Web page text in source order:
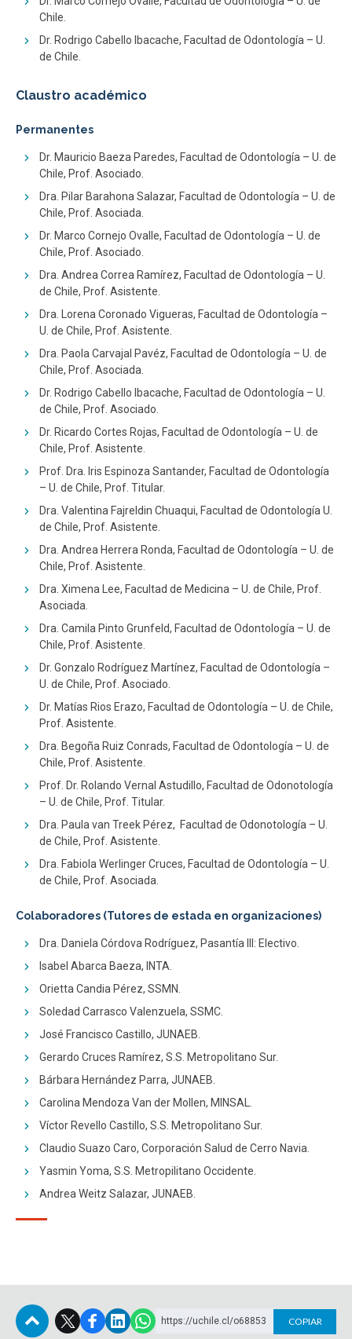
Chile.
Dr. Rodrigo Cabello Ibacache, Facultad de Odontología – U.
de Chile.
Claustro académico
Permanentes
Dr. Mauricio Baeza Paredes, Facultad de Odontología – U. de
Chile, Prof. Asociado.
Dra. Pilar Barahona Salazar, Facultad de Odontología – U. de
Chile, Prof. Asociada.
Dr. Marco Cornejo Ovalle, Facultad de Odontología – U. de
Chile, Prof. Asociado.
Dra. Andrea Correa Ramírez, Facultad de Odontología – U.
de Chile, Prof. Asistente.
Dra. Lorena Coronado Vigueras, Facultad de Odontología –
U. de Chile, Prof. Asistente.
Dra. Paola Carvajal Pavéz, Facultad de Odontología – U. de
Chile, Prof. Asociada.
Dr. Rodrigo Cabello Ibacache, Facultad de Odontología – U.
de Chile, Prof. Asociado.
Dr. Ricardo Cortes Rojas, Facultad de Odontología – U. de
Chile, Prof. Asistente.
Prof. Dra. Iris Espinoza Santander, Facultad de Odontología
– U. de Chile, Prof. Titular.
Dra. Valentina Fajreldin Chuaqui, Facultad de Odontología U.
de Chile, Prof. Asistente.
Dra. Andrea Herrera Ronda, Facultad de Odontología – U. de
Chile, Prof. Asistente.
Dra. Ximena Lee, Facultad de Medicina – U. de Chile, Prof.
Asociada.
Dra. Camila Pinto Grunfeld, Facultad de Odontología – U. de
Chile, Prof. Asistente.
Dr. Gonzalo Rodríguez Martínez, Facultad de Odontología –
U. de Chile, Prof. Asociado.
Dr. Matías Rios Erazo, Facultad de Odontología – U. de Chile,
Prof. Asistente.
Dra. Begoña Ruiz Conrads, Facultad de Odontología – U. de
Chile, Prof. Asistente.
Prof. Dr. Rolando Vernal Astudillo, Facultad de Odonotología
– U. de Chile, Prof. Titular.
Dra. Paula van Treek Pérez, Facultad de Odonotología – U.
de Chile, Prof. Asistente.
Dra. Fabiola Werlinger Cruces, Facultad de Odontología – U.
de Chile, Prof. Asociada.
Colaboradores (Tutores de estada en organizaciones)
Dra. Daniela Córdova Rodríguez, Pasantía III: Electivo.
Isabel Abarca Baeza, INTA.
Orietta Candia Pérez, SSMN.
Soledad Carrasco Valenzuela, SSMC.
José Francisco Castillo, JUNAEB.
Gerardo Cruces Ramírez, S.S. Metropolitano Sur.
Bárbara Hernández Parra, JUNAEB.
Carolina Mendoza Van der Mollen, MINSAL.
Víctor Revello Castillo, S.S. Metropolitano Sur.
Claudio Suazo Caro, Corporación Salud de Cerro Navia.
Yasmin Yoma, S.S. Metropilitano Occidente.
Andrea Weitz Salazar, JUNAEB.
https://uchile.cl/o68853 COPIAR